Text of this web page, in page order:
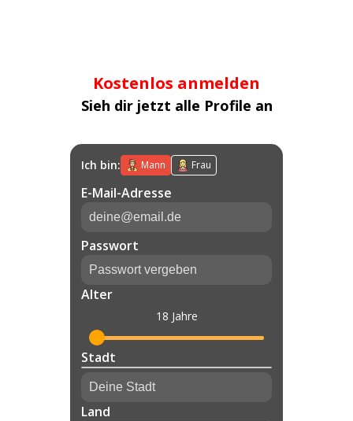
Kostenlos anmelden
Sieh dir jetzt alle Profile an